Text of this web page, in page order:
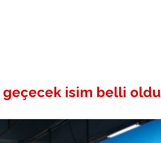
geçecek isim belli oldu